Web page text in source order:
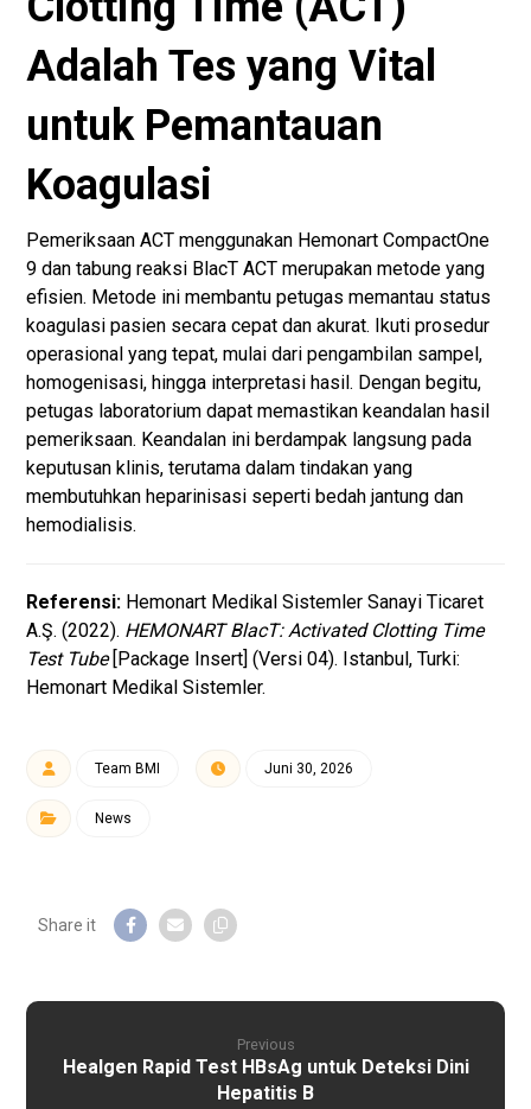
Adalah Tes yang Vital
untuk Pemantauan
Koagulasi
Pemeriksaan ACT menggunakan Hemonart CompactOne
9 dan tabung reaksi BlacT ACT merupakan metode yang
efisien. Metode ini membantu petugas memantau status
koagulasi pasien secara cepat dan akurat. Ikuti prosedur
operasional yang tepat, mulai dari pengambilan sampel,
homogenisasi, hingga interpretasi hasil. Dengan begitu,
petugas laboratorium dapat memastikan keandalan hasil
pemeriksaan. Keandalan ini berdampak langsung pada
keputusan klinis, terutama dalam tindakan yang
membutuhkan heparinisasi seperti bedah jantung dan
hemodialisis.
Referensi: Hemonart Medikal Sistemler Sanayi Ticaret
A.Ş. (2022). HEMONART BlacT: Activated Clotting Time
Test Tube[Package Insert] (Versi 04). Istanbul, Turki:
Hemonart Medikal Sistemler.
Team BMI Juni 30, 2026
News
Previous
Healgen Rapid Test HBsAg untuk Deteksi Dini
Hepatitis B